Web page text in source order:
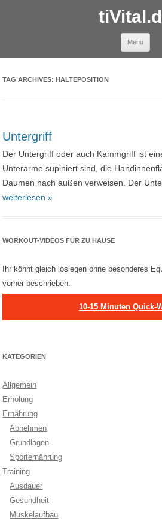
Menu
TAG ARCHIVES:HALTEPOSITION
Untergriff
Der Untergriff oder auch Kammgriff ist
Unterarme supiniert sind, die
Daumen nach außen verweisen. Der
weiterlesen »
WORKOUT-VIDEOS FÜR ZU HAUSE
Ihr könnt gleich loslegen ohne besonderes
vorher beschrieben.
10-15 Minuten Quick-
KATEGORIEN
Allgemein
Erholung
Ernährung
Abnehmen
Grundlagen
Sporternährung
Training
Ausdauer
Gesundheit
Muskelaufbau